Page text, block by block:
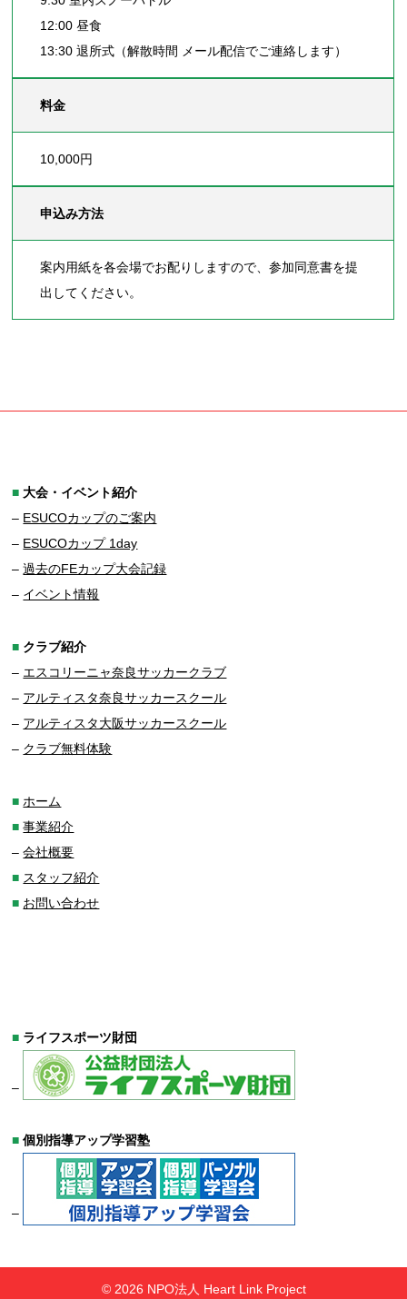
12:00 昼食
13:30 退所式（解散時間 メール配信でご連絡します）
料金
10,000円
申込み方法
案内用紙を各会場でお配りしますので、参加同意書を提
出してください。
■ 大会・イベント紹介
– ESUCOカップのご案内
– ESUCOカップ 1day
–過去のFEカップ大会記録
– イベント情報
■ クラブ紹介
– エスコリーニャ奈良サッカークラブ
– アルティスタ奈良サッカースクール
– アルティスタ大阪サッカースクール
– クラブ無料体験
■ ホーム
■ 事業紹介
–会社概要
■ スタッフ紹介
■ お問い合わせ
■ ライフスポーツ財団
–
■ 個別指導アップ学習塾
–
© 2026 NPO法人 Heart Link Project